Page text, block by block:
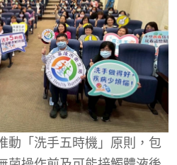
動「洗手五時機」原則，包